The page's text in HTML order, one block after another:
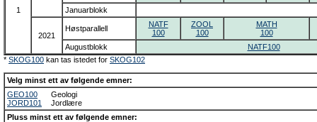
1 Januarblokk
2021
Høstparallell
NATF
100
ZOOL
100
MATH
100
Augustblokk
NATF100
* SKOG100 kan tas istedet for SKOG102
Velg minst ett av følgende emner:
GEO100
Geologi
JORD101
Jordlære
Pluss minst ett av følgende emner: